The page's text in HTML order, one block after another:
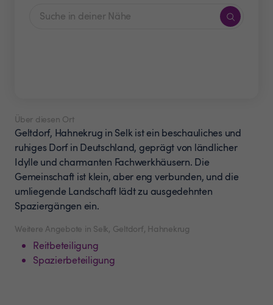
Weitere Angebote in Selk, Geltdorf, Hahnekrug
Reitbeteiligung
Spazierbeteiligung
Über diesen Ort
Geltdorf, Hahnekrug in Selk ist ein beschauliches und
ruhiges Dorf in Deutschland, geprägt von ländlicher
Idylle und charmanten Fachwerkhäusern. Die
Gemeinschaft ist klein, aber eng verbunden, und die
umliegende Landschaft lädt zu ausgedehnten
Spaziergängen ein.